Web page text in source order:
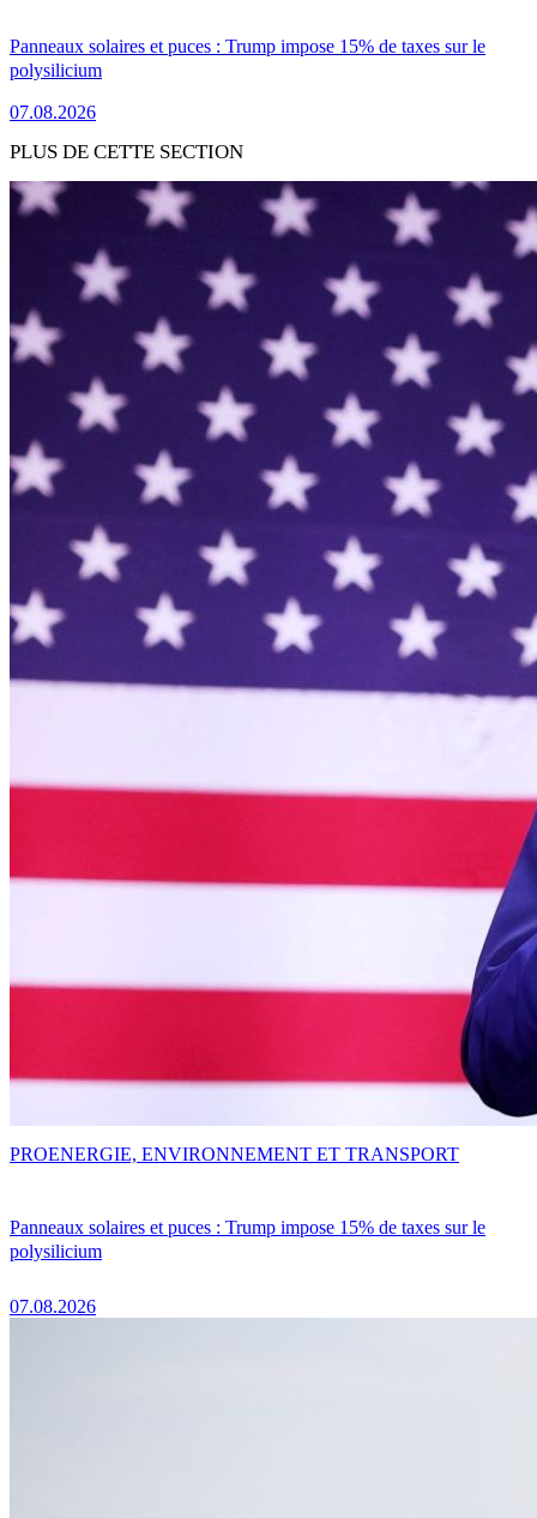
Panneaux solaires et puces : Trump impose 15% de taxes sur le
polysilicium
07.08.2026
PLUS DE CETTE SECTION
Panneaux solaires et puces : Trump impose 15% de taxes sur le
polysilicium
07.08.2026
PROENERGIE, ENVIRONNEMENT ET TRANSPORT